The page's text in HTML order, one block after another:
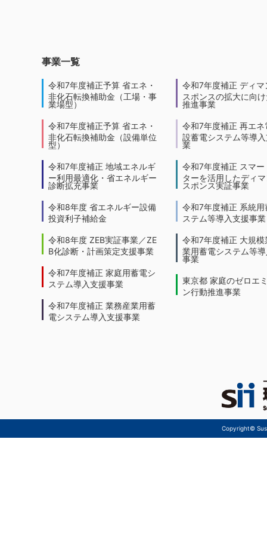
事業一覧
令和7年度補正予算 省エネ・
非化石転換補助金（工場・事
業場型）
令和7年度補正予算 省エネ・
非化石転換補助金（設備単位
型）
令和7年度補正 地域エネルギ
ー利用最適化・省エネルギー
診断拡充事業
令和8年度 省エネルギー設備
投資利子補給金
令和8年度 ZEB実証事業／ZE
B化診断・計画策定支援事業
令和7年度補正 家庭用蓄電シ
ステム導入支援事業
令和7年度補正 業務産業用蓄
電システム導入支援事業
令和7年度補正 ディマ
スポンスの拡大に向
推進事業
令和7年度補正 再エネ
設蓄電システム等導
業
令和7年度補正 スマー
ターを活用したディ
スポンス実証事業
令和7年度補正 系統用
ステム等導入支援事業
令和7年度補正 大規模
業用蓄電システム等
事業
東京都 家庭のゼロエ
ン行動推進事業
Copyright©